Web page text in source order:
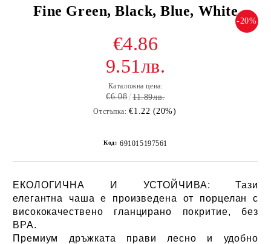
Fine Green, Black, Blue, White
-20%
€4.86
9.51лв.
Каталожна цена:
€6.08 11.89лв.
Отстъпка: €1.22 (20%)
Код: 691015197561
ЕКОЛОГИЧНА И УСТОЙЧИВА: Тази
елегантна чаша е произведена от порцелан с
висококачествено гланцирано покритие, без
BPA.
Премиум дръжката прави лесно и удобно